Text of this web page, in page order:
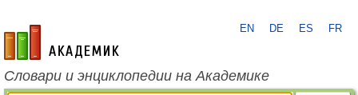
academic.ru
EN DE ES FR
Словари и энциклопедии на Академике